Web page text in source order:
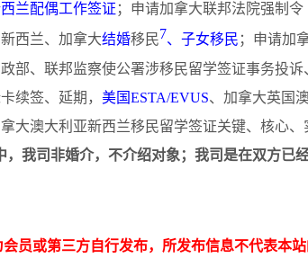
兰配偶工作签证 ；申请加拿大联邦法院强制令
西兰、加拿大结婚移民7、子女移民 ；申请加
部、联邦监察使公署涉移民留学签证事务投诉
续签、延期，美国ESTA/EVUS、加拿大英国
大澳大利亚新西兰移民留学签证关键、核心
，我司非婚介，不介绍对象；我司是在双方已
员或第三方自行发布，所发布信息不代表本